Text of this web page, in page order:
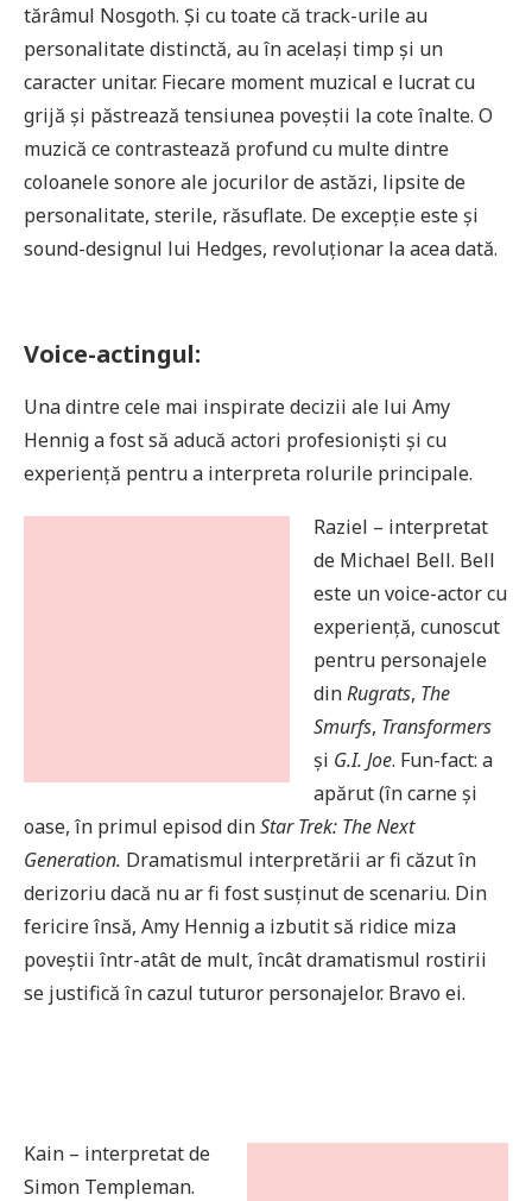
tărâmul Nosgoth. Și cu toate că track-urile au
personalitate distinctă, au în același timp și un
caracter unitar. Fiecare moment muzical e lucrat cu
grijă și păstrează tensiunea poveștii la cote înalte. O
muzică ce contrastează profund cu multe dintre
coloanele sonore ale jocurilor de astăzi, lipsite de
personalitate, sterile, răsuflate. De excepție este și
sound-designul lui Hedges, revoluționar la acea dată.
Voice-actingul:
Una dintre cele mai inspirate decizii ale lui Amy
Hennig a fost să aducă actori profesioniști și cu
experiență pentru a interpreta rolurile principale.
Raziel – interpretat
de Michael Bell. Bell
este un voice-actor cu
experiență, cunoscut
pentru personajele
dinRugrats, The
Smurfs, Transformers
și G.I. Joe. Fun-fact: a
apărut (în carne și
oase, în primul episod dinStar Trek: The Next
Generation. Dramatismul interpretării ar fi căzut în
derizoriu dacă nu ar fi fost susținut de scenariu. Din
fericire însă, Amy Hennig a izbutit să ridice miza
poveștii într-atât de mult, încât dramatismul rostirii
se justifică în cazul tuturor personajelor. Bravo ei.
Kain – interpretat de
Simon Templeman.